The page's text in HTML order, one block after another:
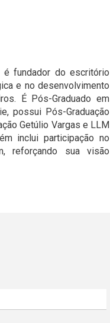
é fundador do escritório
e no desenvolvimento
É Pós-Graduado em
possui Pós-Graduação
Getúlio Vargas e LLM
inclui participação no
reforçando sua visão